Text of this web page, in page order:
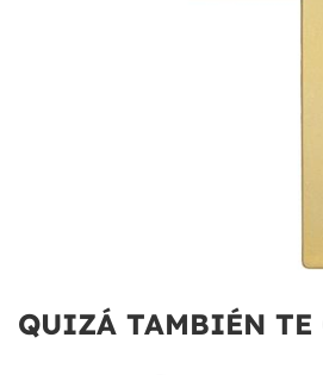
QUIZÁ TAMBIÉN TE